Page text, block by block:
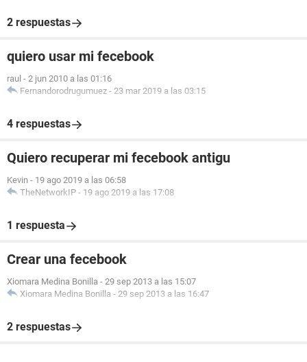
2 respuestas
quiero usar mi fecebook
raul - 2 jun 2010 a las 01:16
Fernandorodrugumuez - 23 mar 2019 a las 03:15
4 respuestas
Quiero recuperar mi fecebook antigu
Kevin - 19 ago 2019 a las 06:58
TheNetworkIP - 19 ago 2019 a las 17:08
1 respuesta
Crear una fecebook
Xiomara Medina Bonilla - 29 sep 2013 a las 15:07
Xiomara Medina Bonilla - 29 sep 2013 a las 16:47
2 respuestas